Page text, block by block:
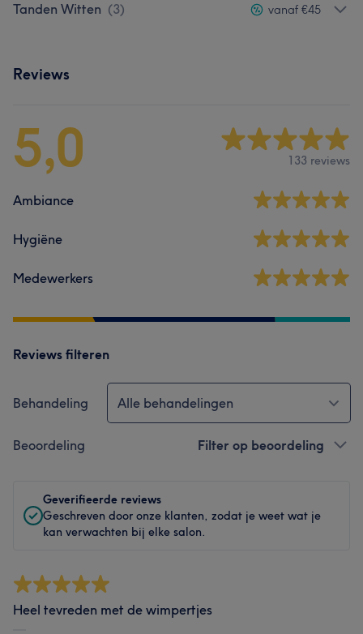
Tanden Witten (3) vanaf €45
Reviews
5,0 133 reviews
Ambiance
Hygiëne
Medewerkers
Reviews filteren
Behandeling Alle behandelingen
Beoordeling Filter op beoordeling
Geverifieerde reviews
Geschreven door onze klanten, zodat je weet wat je
kan verwachten bij elke salon.
Heel tevreden met de wimpertjes